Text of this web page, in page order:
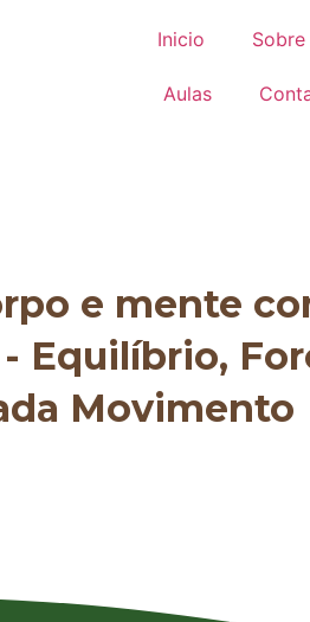
Inicio
Aulas
e mente
Equilíbrio,
Movimento